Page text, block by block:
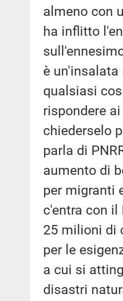
almeno con
ha inflitto
è
qualsiasi
rispondere
chiederselo
parla di
aumento di
per migranti
c'entra con il
25 milioni di
per le
a cui si
disastri